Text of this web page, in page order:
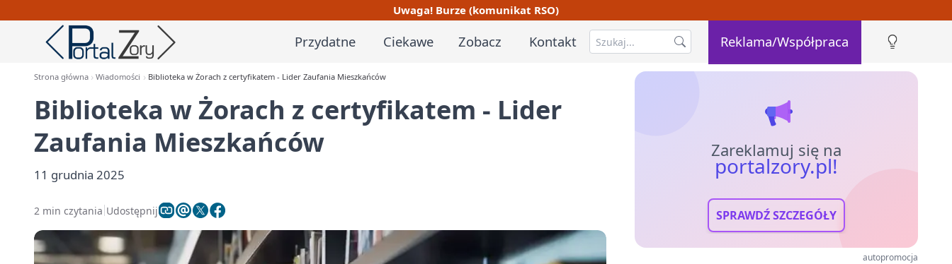
Uwaga! Burze (komunikat RSO)
Przydatne Ciekawe Zobacz Kontakt Reklama/Współpraca
Strona główna Wiadomości Biblioteka w Żorach z certyfikatem - Lider Zaufania Mieszkańców
Biblioteka w Żorach z certyfikatem - Lider
Zaufania Mieszkańców
11 grudnia 2025
2 min czytania Udostępnij
Zareklamuj się na
portalzory.pl!
SPRAWDŹ SZCZEGÓŁY
autopromocja